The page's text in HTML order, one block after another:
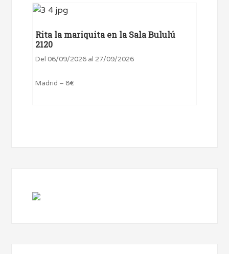
Rita la mariquita en la Sala Bululú
2120
Del 06/09/2026 al 27/09/2026
Madrid – 8€